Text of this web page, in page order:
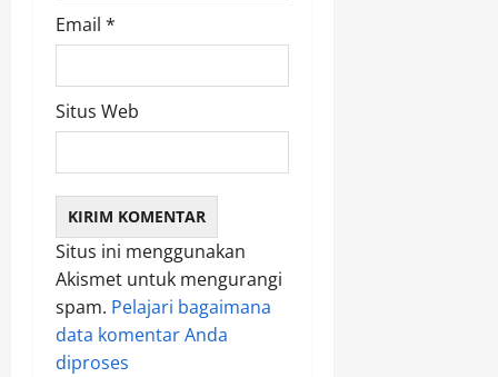
Email *
Situs Web
Situs ini menggunakan
Akismet untuk mengurangi
spam. Pelajari bagaimana
data komentar Anda
diproses